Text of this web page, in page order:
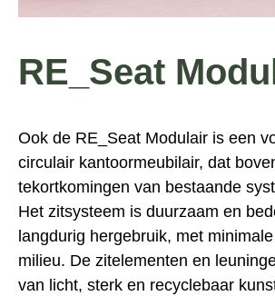
RE_Seat
Ook de RE_Seat Modulair is een
circulair kantoormeubilair, dat
tekortkomingen van bestaande
Het zitsysteem is duurzaam en
langdurig hergebruik, met
milieu. De zitelementen en
van licht, sterk en recyclebaar